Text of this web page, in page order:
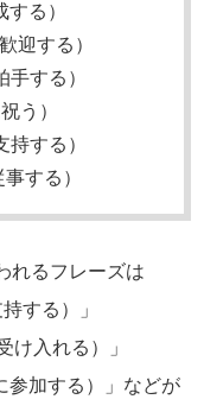
する）
迎する）
手する）
う）
持する）
事する）
れるフレーズは
する）」
け入れる）」
参加する）」などが